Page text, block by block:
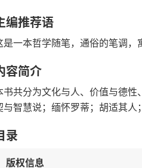
发行日期
编推荐语
是一本哲学随笔，通俗的笔调，
容简介
书共分为文化与人、价值与德
与智慧说；缅怀罗蒂；胡适其人
录
版权信息